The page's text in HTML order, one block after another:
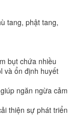
tang, phật tang,
bụt chứa nhiều
và ổn định huyết
ngăn ngừa cảm
thiện sự phát triển